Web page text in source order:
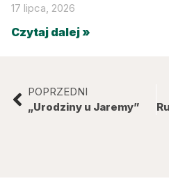
17 lipca, 2026
Czytaj dalej »
POPRZEDNI
„Urodziny u Jaremy”